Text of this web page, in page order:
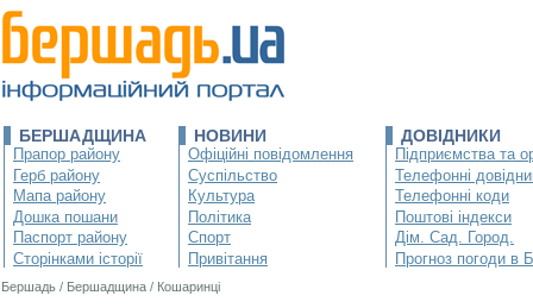
БЕРШАДЩИНА
Прапор району
Герб району
Мапа району
Дошка пошани
Паспорт району
Сторінками історії
НОВИНИ
Офіційні повідомлення
Суспільство
Культура
Політика
Спорт
Привітання
ДОВІДНИКИ
Підприємства та
Телефонні
Телефонні коди
Поштові індекси
Дім. Сад. Город.
Прогноз погоди в
Бершадь / Бершадщина / Кошаринці